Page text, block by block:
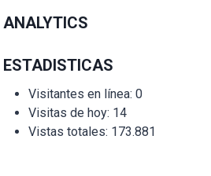
ANALYTICS
ESTADISTICAS
Visitantes en línea: 0
Visitas de hoy: 14
Vistas totales: 173.881